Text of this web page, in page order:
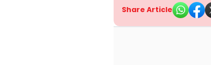
Share Article